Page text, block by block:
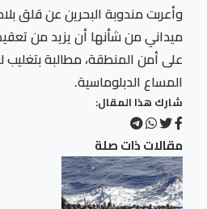
وأعربت مندوبة البحرين عن قلق
ميداني من شأنها أن يزيد من
على أمن المنطقة، مطالبة بتغليب
المساع الدبلوماسية.
شارك هذا المقال:
مقالات ذات صلة